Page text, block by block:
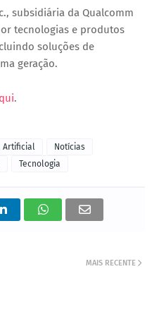
subsidiária da Qualcomm
tecnologias e produtos
soluções de
geração.
.
Artificial
Notícias
Tecnologia
MAIS RECENTE